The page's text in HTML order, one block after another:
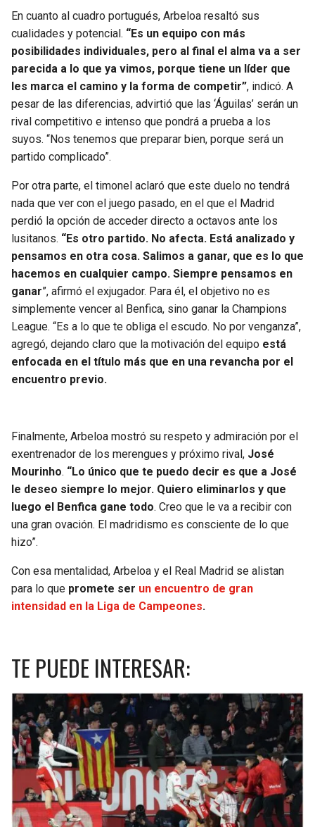
En cuanto al cuadro portugués, Arbeloa resaltó sus
cualidades y potencial. “Es un equipo con más
posibilidades individuales, pero al final el alma va a ser
parecida a lo que ya vimos, porque tiene un líder que
les marca el camino y la forma de competir”, indicó. A
pesar de las diferencias, advirtió que las ‘Águilas’ serán un
rival competitivo e intenso que pondrá a prueba a los
suyos. “Nos tenemos que preparar bien, porque será un
partido complicado”.
Por otra parte, el timonel aclaró que este duelo no tendrá
nada que ver con el juego pasado, en el que el Madrid
perdió la opción de acceder directo a octavos ante los
lusitanos. “Es otro partido. No afecta. Está analizado y
pensamos en otra cosa. Salimos a ganar, que es lo que
hacemos en cualquier campo. Siempre pensamos en
ganar”, afirmó el exjugador. Para él, el objetivo no es
simplemente vencer al Benfica, sino ganar la Champions
League. “Es a lo que te obliga el escudo. No por venganza”,
agregó, dejando claro que la motivación del equipo está
enfocada en el título más que en una revancha por el
encuentro previo.
Finalmente, Arbeloa mostró su respeto y admiración por el
exentrenador de los merengues y próximo rival, José
Mourinho. “Lo único que te puedo decir es que a José
le deseo siempre lo mejor. Quiero eliminarlos y que
luego el Benfica gane todo. Creo que le va a recibir con
una gran ovación. El madridismo es consciente de lo que
hizo”.
Con esa mentalidad, Arbeloa y el Real Madrid se alistan
para lo que promete ser un encuentro de gran
intensidad en la Liga de Campeones.
TE PUEDE INTERESAR: